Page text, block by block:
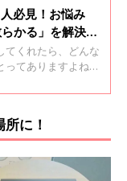
必見！お悩み
かる」を解決す
5人の整理収納
てくれたら、どんな
ってありますよね。
客さまから一番いた
ま宅で実践してき
ついて、特に有効だ
」収納術をご紹介し
に！